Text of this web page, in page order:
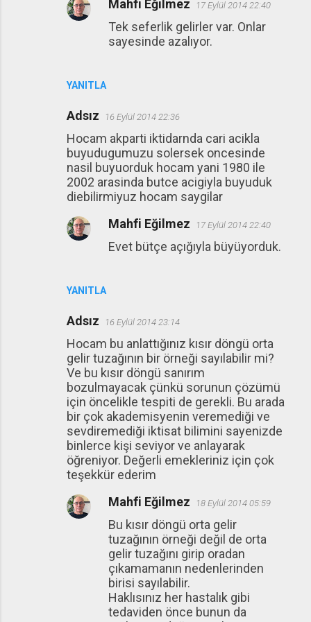
YANITLA
Mahfi Eğilmez 17 Eylül 2014 22:40
Tek seferlik gelirler var. Onlar
sayesinde azalıyor.
Adsız 16 Eylül 2014 22:36
Hocam akparti iktidarnda cari acikla
buyudugumuzu solersek oncesinde
nasil buyuorduk hocam yani 1980 ile
2002 arasinda butce acigiyla buyuduk
diebilirmiyuz hocam saygilar
YANITLA
Mahfi Eğilmez 17 Eylül 2014 22:40
Evet bütçe açığıyla büyüyorduk.
Adsız 16 Eylül 2014 23:14
Hocam bu anlattığınız kısır döngü orta
gelir tuzağının bir örneği sayılabilir mi?
Ve bu kısır döngü sanırım
bozulmayacak çünkü sorunun çözümü
için öncelikle tespiti de gerekli. Bu arada
bir çok akademisyenin veremediği ve
sevdiremediği iktisat bilimini sayenizde
binlerce kişi seviyor ve anlayarak
öğreniyor. Değerli emekleriniz için çok
teşekkür ederim
Mahfi Eğilmez 18 Eylül 2014 05:59
Bu kısır döngü orta gelir
tuzağının örneği değil de orta
gelir tuzağını girip oradan
çıkamamanın nedenlerinden
birisi sayılabilir.
Haklısınız her hastalık gibi
tedaviden önce bunun da